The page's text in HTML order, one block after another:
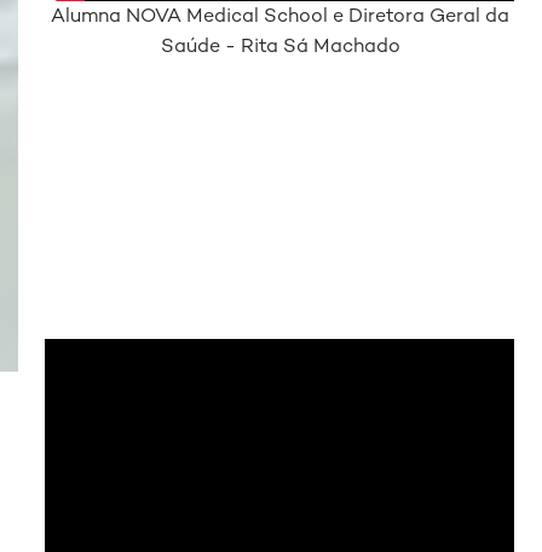
Alumna NOVA Medical School e Diretora Geral da
Saúde - Rita Sá Machado